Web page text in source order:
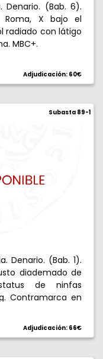
Denario. (Bab. 6).
Roma, X bajo el
radiado con látigo
MBC+.
Adjudicación: 60€
Subasta 89-1
Denario. (Bab. 1).
diademado de
de ninfas
Contramarca en
Adjudicación: 66€